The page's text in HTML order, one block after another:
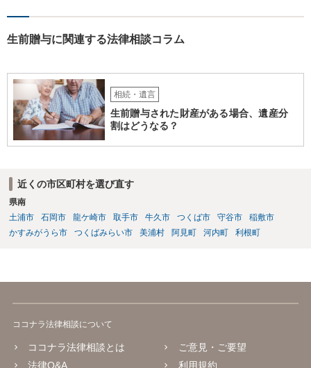
生前贈与に関連する法律相談コラム
相続・遺言
生前贈与された財産がある場合、遺産分
割はどうなる？
近くの市区町村を選び直す
県南
土浦市
石岡市 龍ケ崎市 取手市 牛久市 つくば市 守谷市
稲敷市
かすみがうら市
つくばみらい市 美浦村 阿見町 河内町 利根町
ココナラ法律相談について
ココナラ法律相談とは
法律Q&A
ご意見・ご要望
利用規約